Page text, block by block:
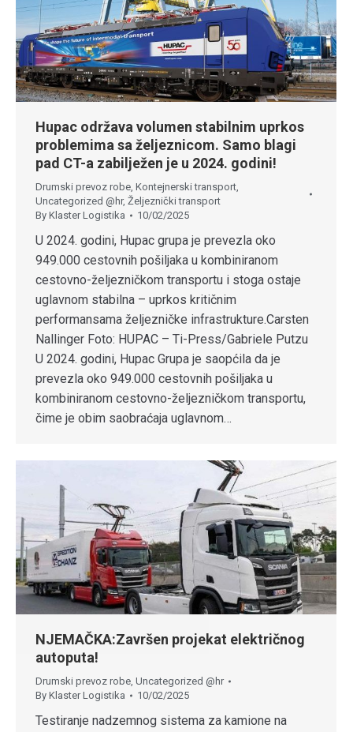
Hupac održava volumen stabilnim uprkos
problemima sa željeznicom. Samo blagi
pad CT-a zabilježen je u 2024. godini!
Drumski prevoz robe, Kontejnerski transport,
Uncategorized @hr, Željeznički transport
By Klaster Logistika 10/02/2025
U 2024. godini, Hupac grupa je prevezla oko
949.000 cestovnih pošiljaka u kombiniranom
cestovno-željezničkom transportu i stoga ostaje
uglavnom stabilna – uprkos kritičnim
performansama željezničke infrastrukture.Carsten
Nallinger Foto: HUPAC – Ti-Press/Gabriele Putzu
U 2024. godini, Hupac Grupa je saopćila da je
prevezla oko 949.000 cestovnih pošiljaka u
kombiniranom cestovno-željezničkom transportu,
čime je obim saobraćaja uglavnom…
NJEMAČKA:Završen projekat električnog
autoputa!
Drumski prevoz robe, Uncategorized @hr
By Klaster Logistika 10/02/2025
Testiranje nadzemnog sistema za kamione na